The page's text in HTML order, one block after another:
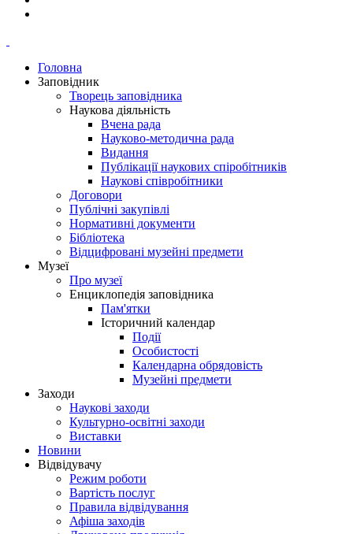
Головна
Заповідник
Творець заповідника
Наукова діяльність
Вчена рада
Науково-методична рада
Видання
Публікації наукових спіробітників
Наукові співробітники
Договори
Публічні закупівлі
Нормативні документи
Бібліотека
Відцифровані музейні предмети
Музеї
Про музеї
Енциклопедія заповідника
Пам'ятки
Історичний календар
Події
Особистості
Календарна обрядовість
Музейні предмети
Заходи
Наукові заходи
Культурно-освітні заходи
Виставки
Новини
Відвідувачу
Режим роботи
Вартість послуг
Правила відвідування
Афіша заходів